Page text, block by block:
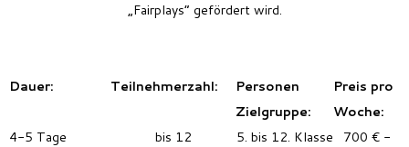
„Fairplays“ gefördert wird.
Dauer: Teilnehmerzahl:
Personen
Zielgruppe:
Preis pro
Woche:
4-5 Tage
bis 12 5. bis 12. Klasse
700 € -